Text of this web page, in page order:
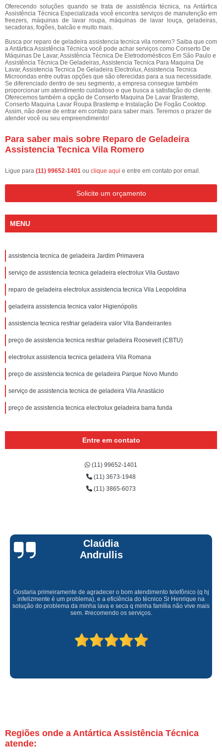
Oferecendo soluções quando se trata de assistência técnica, na Antártica
Assistência Técnica Especializada você encontra serviços de manutenção em
freezers, máquinas de lavar roupa, máquinas de lavar louça, geladeiras,
secadoras, fogões, balcão e muito mais.
Busca por reparo de geladeira assistencia tecnica vila romero? Saiba que com
a Antártica Assistência Técnica você pode achar serviços como Conserto De
Máquinas De Lavar, Assistência Técnica De Eletrodomésticos Em São Paulo e
Assistência Técnica De Geladeiras, Assistencia Tecnica Para Maquina De
Lavar, Assistencia Tecnica De Geladeira Electrolux, Assistencia Tecnica
Microondas entre outras opções que são oferecidas para a sua necessidade.
Se diferenciado dentro de seu segmento, a empresa consegue também
proporcionar um atendimento cuidadoso e que busca a satisfação do cliente.
Oferecemos também a opção de Conserto Maquina De Lavar Brastemp,
Conserto Maquina Lavar Roupa Brastemp e Instalação De Fogão Cooktop.
Assim, não deixe de entrar em contato para saber mais. Teremos o prazer de
atender você ou seu empreendimento!
Para saber mais sobre Reparo de Geladeira
Assistencia Tecnica Vila Romero
Ligue para (11) 99652-1401 ou clique aqui e entre em contato por email.
Solicite um orçamento
MENU
assistencia tecnica de geladeira Jardim Primavera
serviço de assistencia tecnica geladeira electrolux Vila Gustavo
reparo de geladeira electrolux assistencia tecnica Vila Leopoldina
geladeira assistencia tecnica valor Higienópolis
assistencia tecnica resfriar geladeira valor Vila Bandeirantes
preço de assistencia tecnica resfriar geladeira Roosevelt (CBTU)
electrolux assistencia tecnica geladeira Vila Romana
preço de assistencia tecnica de geladeira Parque Novo Mundo
serviço de assistencia tecnica de geladeira Vila Anastácio
preço de assistencia tecnica electrolux geladeira barra funda
Entre em contato
(11) 99652-1401
(11) 3673-1948
(11) 3865-6073
Claúdia
Andrullis
Gostaria primeiramente de agradecer o bom atendimento telefônico (q hj
infelizmente é um problema), e a eficiência do técnico Sr Henrique na
solução do problema da minha lava e seca q minha família não vive mais
sem. #recomendo os serviços.
Regiões onde a Antártica Assistência Técnica
atende: